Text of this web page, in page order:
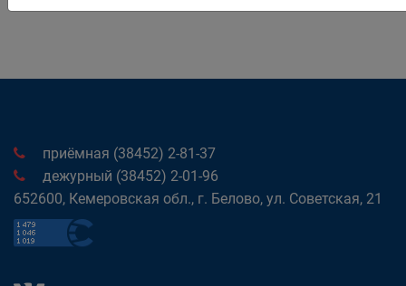
приёмная (38452) 2-81-37
дежурный (38452) 2-01-96
652600, Кемеровская обл., г. Белово, ул. Советская, 21